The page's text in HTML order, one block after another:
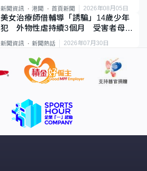
類案最惡劣
新聞資訊 港聞 首頁新聞 2026年08月05日
美女治療師借輔導「誘騙」14歲少年
犯 外物性虐持續3個月 受害者母：
要保護其他人
新聞資訊 新聞熱話 2026年07月30日